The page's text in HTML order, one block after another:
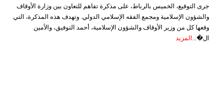
جرى التوقيع، الخميس بالرباط، على مذكرة تفاهم للتعاون بين وزارة الأوقاف
والشؤون الإسلامية ومجمع الفقه الإسلامي الدولي. وتهدف هذه المذكرة، التي
وقعها كل من وزير الأوقاف والشؤون الإسلامية، أحمد التوفيق، والأمين
ال�... المزيد